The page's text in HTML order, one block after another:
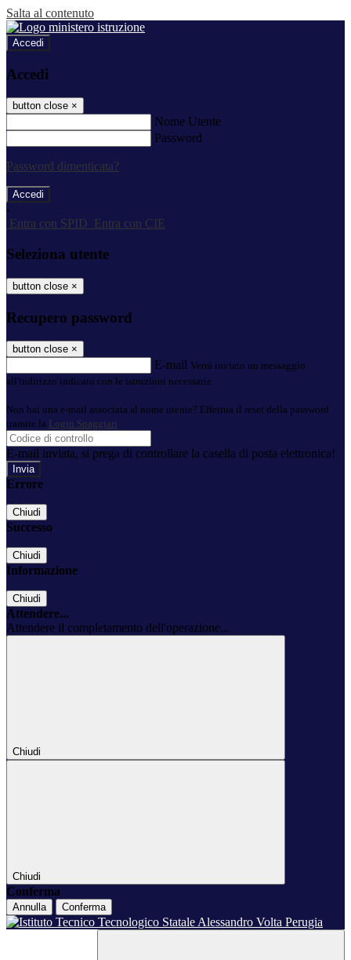
Salta al contenuto
Accedi
Accedi
button close ×
Nome Utente
Password
Password dimenticata?
-
Entra con SPID
Entra con CIE
Seleziona utente
button close ×
Recupero password
button close ×
E-mail Verrà inviato un messaggio
all'indirizzo indicato con le istruzioni necessarie.
Non hai una e-mail associata al nome utente? Effettua il reset della password
tramite la Login Spaggiari
E-mail inviata, si prega di controllare la casella di posta elettronica!
Errore
Chiudi
Successo
Chiudi
Informazione
Chiudi
Attendere...
Attendere il completamento dell'operazione...
Chiudi
Chiudi
Conferma
Annulla Conferma